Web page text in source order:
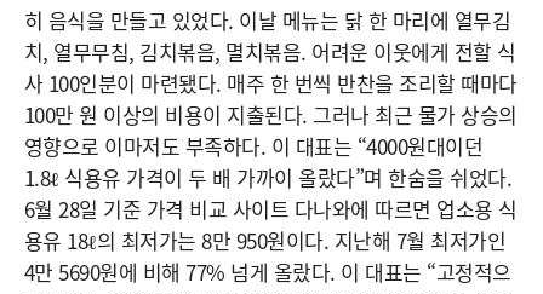
히 음식을 만들고 있었다. 이날 메뉴는 닭 한 마리에 열무김
치, 열무무침, 김치볶음, 멸치볶음. 어려운 이웃에게 전할 식
사 100인분이 마련됐다. 매주 한 번씩 반찬을 조리할 때마다
100만 원 이상의 비용이 지출된다. 그러나 최근 물가 상승의
영향으로 이마저도 부족하다. 이 대표는 “4000원대이던
1.8ℓ 식용유 가격이 두 배 가까이 올랐다”며 한숨을 쉬었다.
6월 28일 기준 가격 비교 사이트 다나와에 따르면 업소용 식
용유 18ℓ의 최저가는 8만 950원이다. 지난해 7월 최저가인
4만 5690원에 비해 77% 넘게 올랐다. 이 대표는 “고정적으